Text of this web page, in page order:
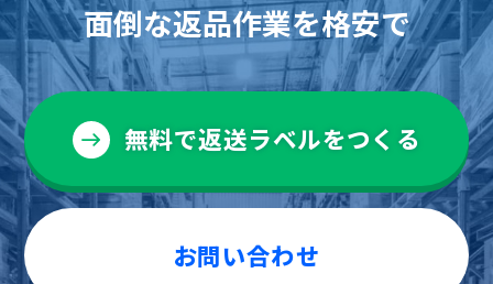
面倒な返品作業を格安で
無料で返送ラベルをつくる
お問い合わせ